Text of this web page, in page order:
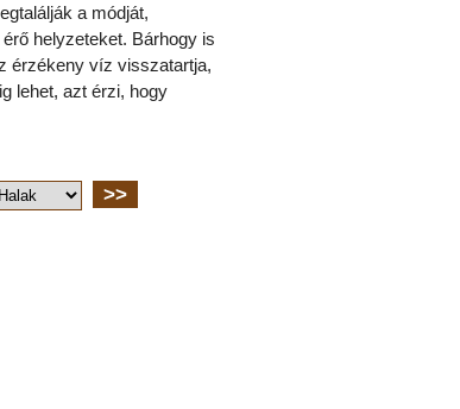
a módját,
helyzeteket. Bárhogy is
érzékeny víz visszatartja,
lehet, azt érzi, hogy
>>